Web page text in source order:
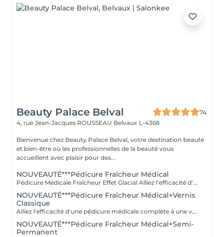
Beauty Palace Belval
74
4, rue Jean-Jacques ROUSSEAU Belvaux L-4368
Bienvenue chez Beauty Palace Belval, votre destination beauté
et bien-être où les professionnelles de la beauté vous
accueillent avec plaisir pour des...
NOUVEAUTÉ***Pédicure Fraîcheur Médical
Pédicure Médicale Fraîcheur Effet Glacial Alliez l'efficacité d'une pédicure médicale complète à une véritable vague de fraîcheur intense. Ce soin approfondi des pieds associe le travail des ongles, cuticules, callosités et zones rugueuses à un gommage au sel et à l'amande douce, un bain effervescent relaxant et rafraîchissant, puis un soin à l'effet glacial appliqué jusqu'aux mollets. Une sensation de froid intense et revigorante, idéale pour retrouver des pieds parfaitement soignés tout en profitant d'un véritable moment de fraîcheur et de confort. Des pieds profondément soignés, doux et confortables, enveloppés d'une sensation glaciale irrésistible.
NOUVEAUTÉ***Pédicure Fraîcheur Médical+Vernis
Classique
Alliez l'efficacité d'une pédicure médicale complète à une véritable vague de fraîcheur intense, sublimée par la pose d'un vernis classique. Ce soin approfondi associe le travail des ongles, cuticules, callosités et zones rugueuses à un gommage au sel et à l'amande douce, un bain effervescent relaxant et rafraîchissant, puis un soin à l'effet glacial appliqué jusqu'aux mollets. Une sensation de froid intense et revigorante, idéale pour retrouver des pieds parfaitement soignés tout en profitant d'un véritable moment de fraîcheur. Des pieds profondément soignés, doux, élégamment vernis et enveloppés d'une sensation glaciale irrésistible.
NOUVEAUTÉ***Pédicure Fraîcheur Médical+Semi-
Permanent